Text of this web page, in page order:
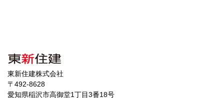
東新住建株式会社
〒492-8628
愛知県稲沢市高御堂1丁目3番18号